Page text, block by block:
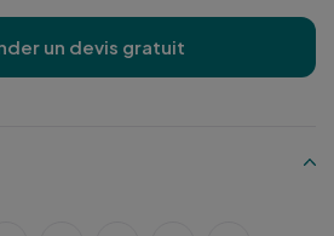
un devis gratuit